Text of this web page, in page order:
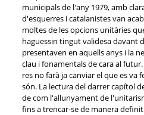
municipals de l'any 1979, amb
d'esquerres i catalanistes van
moltes de les opcions unitàries
haguessin tingut validesa davant
presentaven en aquells anys i la
clau i fonamentals de cara al
res no farà ja canviar el que es va
són. La lectura del darrer capítol
de com l'allunyament de
fins a trencar-se de manera